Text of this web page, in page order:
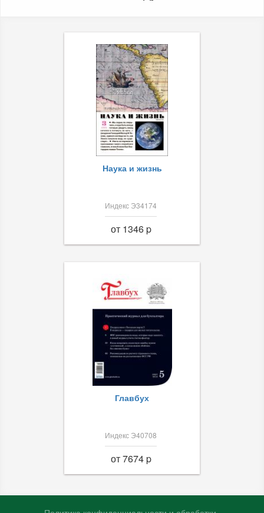
Наука и жизнь
Индекс Э34174
от 1346 p
Главбух
Индекс Э40708
от 7674 p